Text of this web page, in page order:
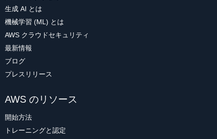
生成 AI とは
機械学習 (ML) とは
AWS クラウドセキュリティ
最新情報
ブログ
プレスリリース
AWS のリソース
開始方法
トレーニングと認定